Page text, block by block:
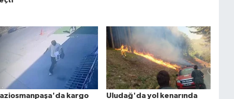
kargo
Uludağ'da yol kenarında